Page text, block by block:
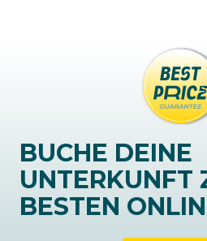
BUCHE DEINE
UNTERKUNFT
BESTEN